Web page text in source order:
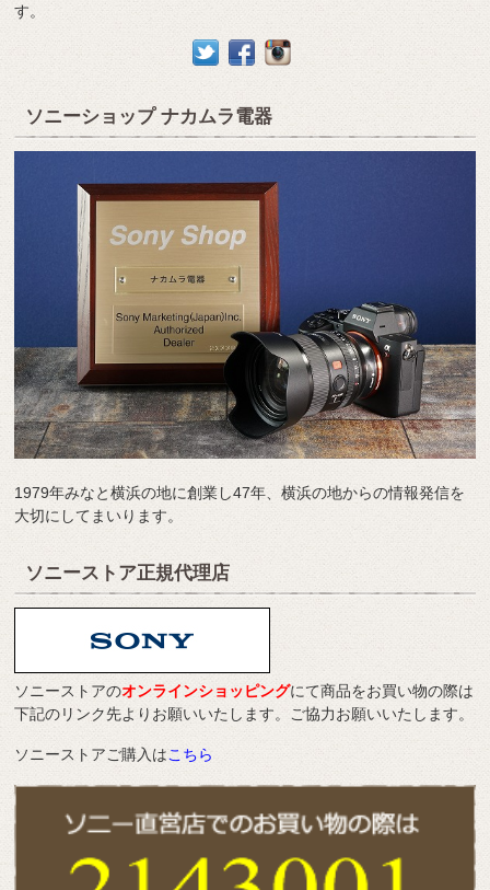
す。
ソニーショップ ナカムラ電器
1979年みなと横浜の地に創業し47年、横浜の地からの情報発信を
大切にしてまいります。
ソニーストア正規代理店
ソニーストアのオンラインショッピングにて商品をお買い物の際は
下記のリンク先よりお願いいたします。ご協力お願いいたします。
ソニーストアご購入はこちら